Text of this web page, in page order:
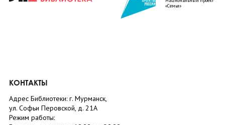
«Семья»
КОНТАКТЫ
Адрес Библиотеки: г. Мурманск,
ул. Софьи Перовской, д. 21А
Режим работы: